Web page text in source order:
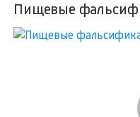
Пищевые